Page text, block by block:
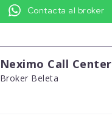
Contacta al broker
Neximo Call Center
Broker Beleta